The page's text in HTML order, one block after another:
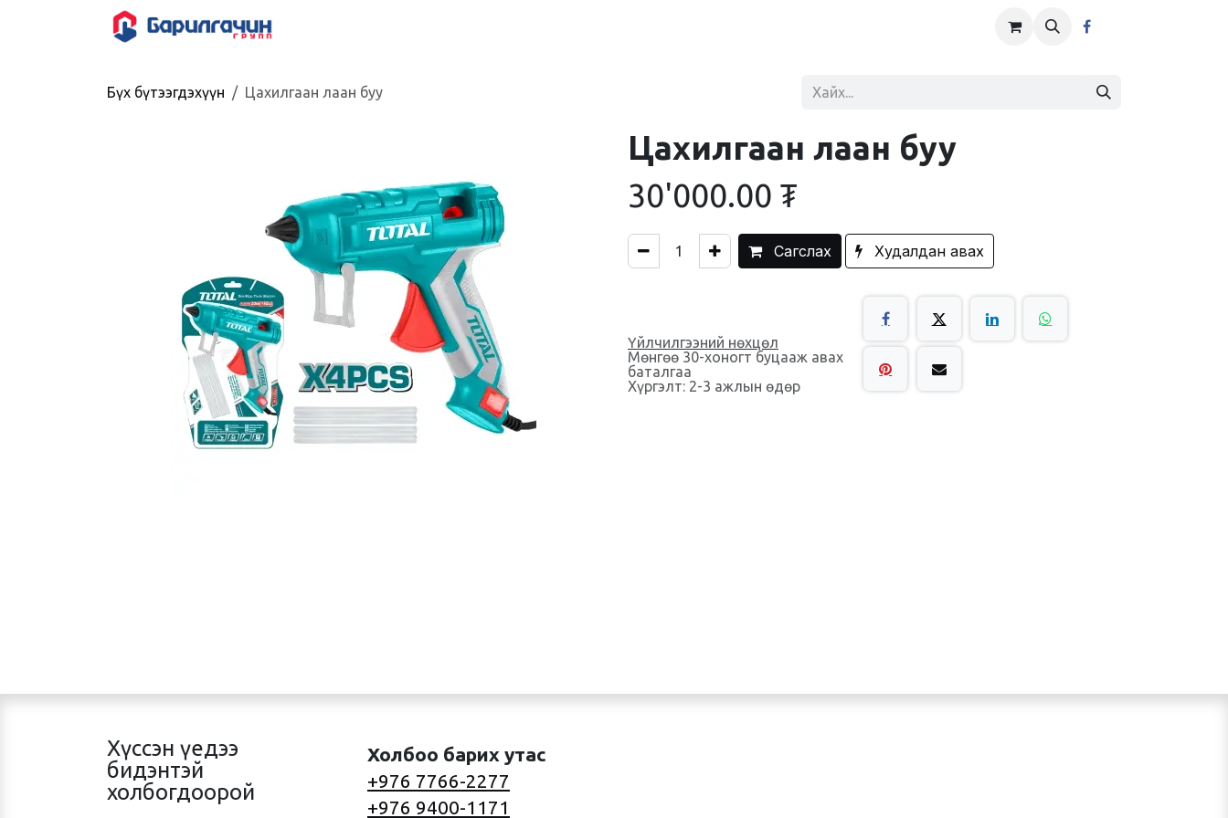
Бүх бүтээгдэхүүн Цахилгаан лаан буу
Цахилгаан лаан буу
30'000.00 ₮
Сагслах Худалдан авах
Үйлчилгээний нөхцөл
Мөнгөө 30-хоногт буцааж авах
баталгаа
Хүргэлт: 2-3 ажлын өдөр
Хүссэн үедээ
бидэнтэй
холбогдоорой
Холбоо барих утас
+976 7766-2277
+976 9400-1171